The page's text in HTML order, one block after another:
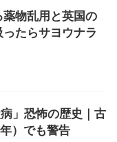
物乱用と英国の
たらサヨウナラ
」恐怖の歴史｜古
）でも警告